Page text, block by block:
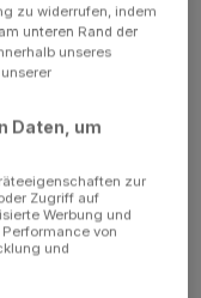
Karte
ihnen verbünden
kämpfen. Doch
aus den
weise, in welche
Erstes investierst.
zu widerrufen, indem
unteren Rand der
unseres
Daten, um
zur
Zugriff auf
Werbung und
von
und